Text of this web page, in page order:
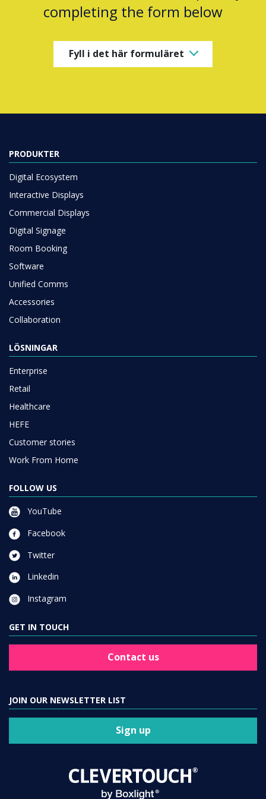
completing the form below
Fyll i det här formuläret
PRODUKTER
Digital Ecosystem
Interactive Displays
Commercial Displays
Digital Signage
Room Booking
Software
Unified Comms
Accessories
Collaboration
LÖSNINGAR
Enterprise
Retail
Healthcare
HEFE
Customer stories
Work From Home
FOLLOW US
YouTube
Facebook
Twitter
Linkedin
Instagram
GET IN TOUCH
Contact us
JOIN OUR NEWSLETTER LIST
Sign up